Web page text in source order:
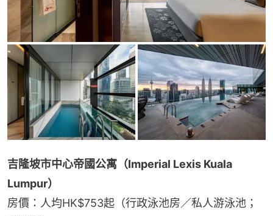
吉隆坡市中心帝國公寓（Imperial Lexis Kuala
Lumpur）
房價：人均HK$753起（行政泳池房／私人游泳池；